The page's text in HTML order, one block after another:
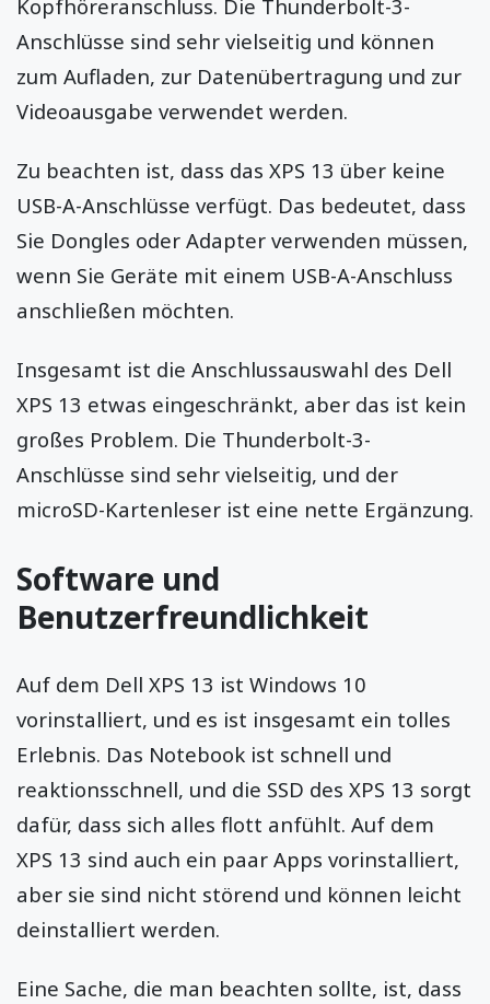
Kopfhöreranschluss. Die Thunderbolt-3-
Anschlüsse sind sehr vielseitig und können
zum Aufladen, zur Datenübertragung und zur
Videoausgabe verwendet werden.
Zu beachten ist, dass das XPS 13 über keine
USB-A-Anschlüsse verfügt. Das bedeutet, dass
Sie Dongles oder Adapter verwenden müssen,
wenn Sie Geräte mit einem USB-A-Anschluss
anschließen möchten.
Insgesamt ist die Anschlussauswahl des Dell
XPS 13 etwas eingeschränkt, aber das ist kein
großes Problem. Die Thunderbolt-3-
Anschlüsse sind sehr vielseitig, und der
microSD-Kartenleser ist eine nette Ergänzung.
Software und
Benutzerfreundlichkeit
Auf dem Dell XPS 13 ist Windows 10
vorinstalliert, und es ist insgesamt ein tolles
Erlebnis. Das Notebook ist schnell und
reaktionsschnell, und die SSD des XPS 13 sorgt
dafür, dass sich alles flott anfühlt. Auf dem
XPS 13 sind auch ein paar Apps vorinstalliert,
aber sie sind nicht störend und können leicht
deinstalliert werden.
Eine Sache, die man beachten sollte, ist, dass